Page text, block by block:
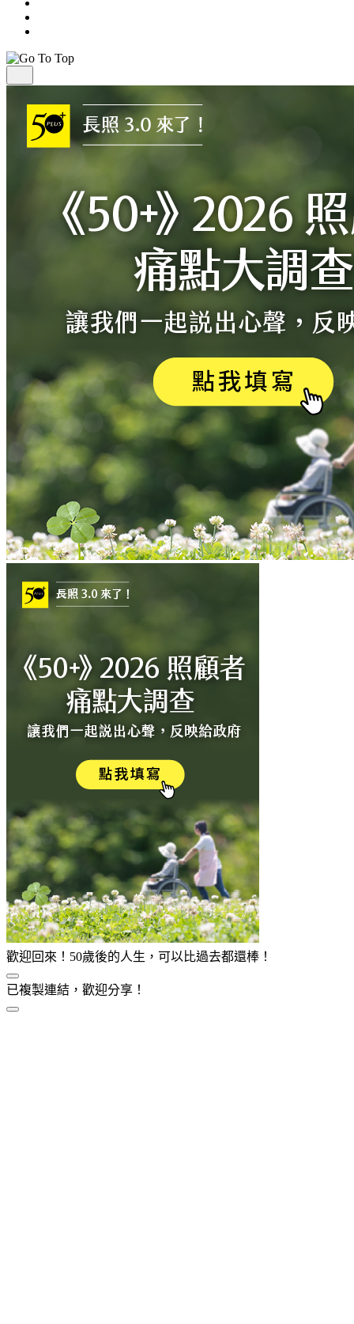
歡迎回來！50歲後的人生，可以比過去都還棒！
已複製連結，歡迎分享！